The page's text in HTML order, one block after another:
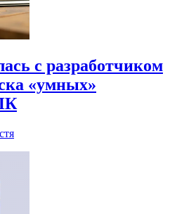
с разработчиком
«умных»